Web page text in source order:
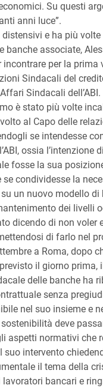
Su questi
anni luce”.
e ha più
banche associate,
per la prima
Sindacali del
Sindacali dell’ABI.
è stato più volte
al Capo delle
se intendesse
ossia l’intenzione
fosse la sua
condividesse la
un nuovo modello di
dei livelli
dicendo di non voler
di farlo nel
a Roma, dopo
il giorno prima,
delle banche ha
senza
nel suo insieme e
deve
aspetti normativi che
intervento
il tema della
bancari e